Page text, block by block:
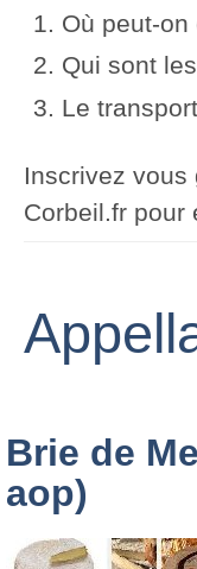
Où peut-
Qui sont
Le
Inscrivez vous
Corbeil.fr pour
Brie de
aop)